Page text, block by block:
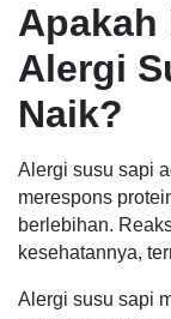
Apakah
Alergi
Naik?
Alergi susu sapi
merespons
berlebihan.
kesehatannya,
Alergi susu sapi